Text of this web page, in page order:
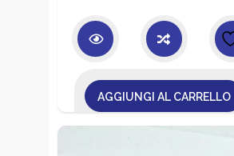
AGGIUNGI AL CARRELLO